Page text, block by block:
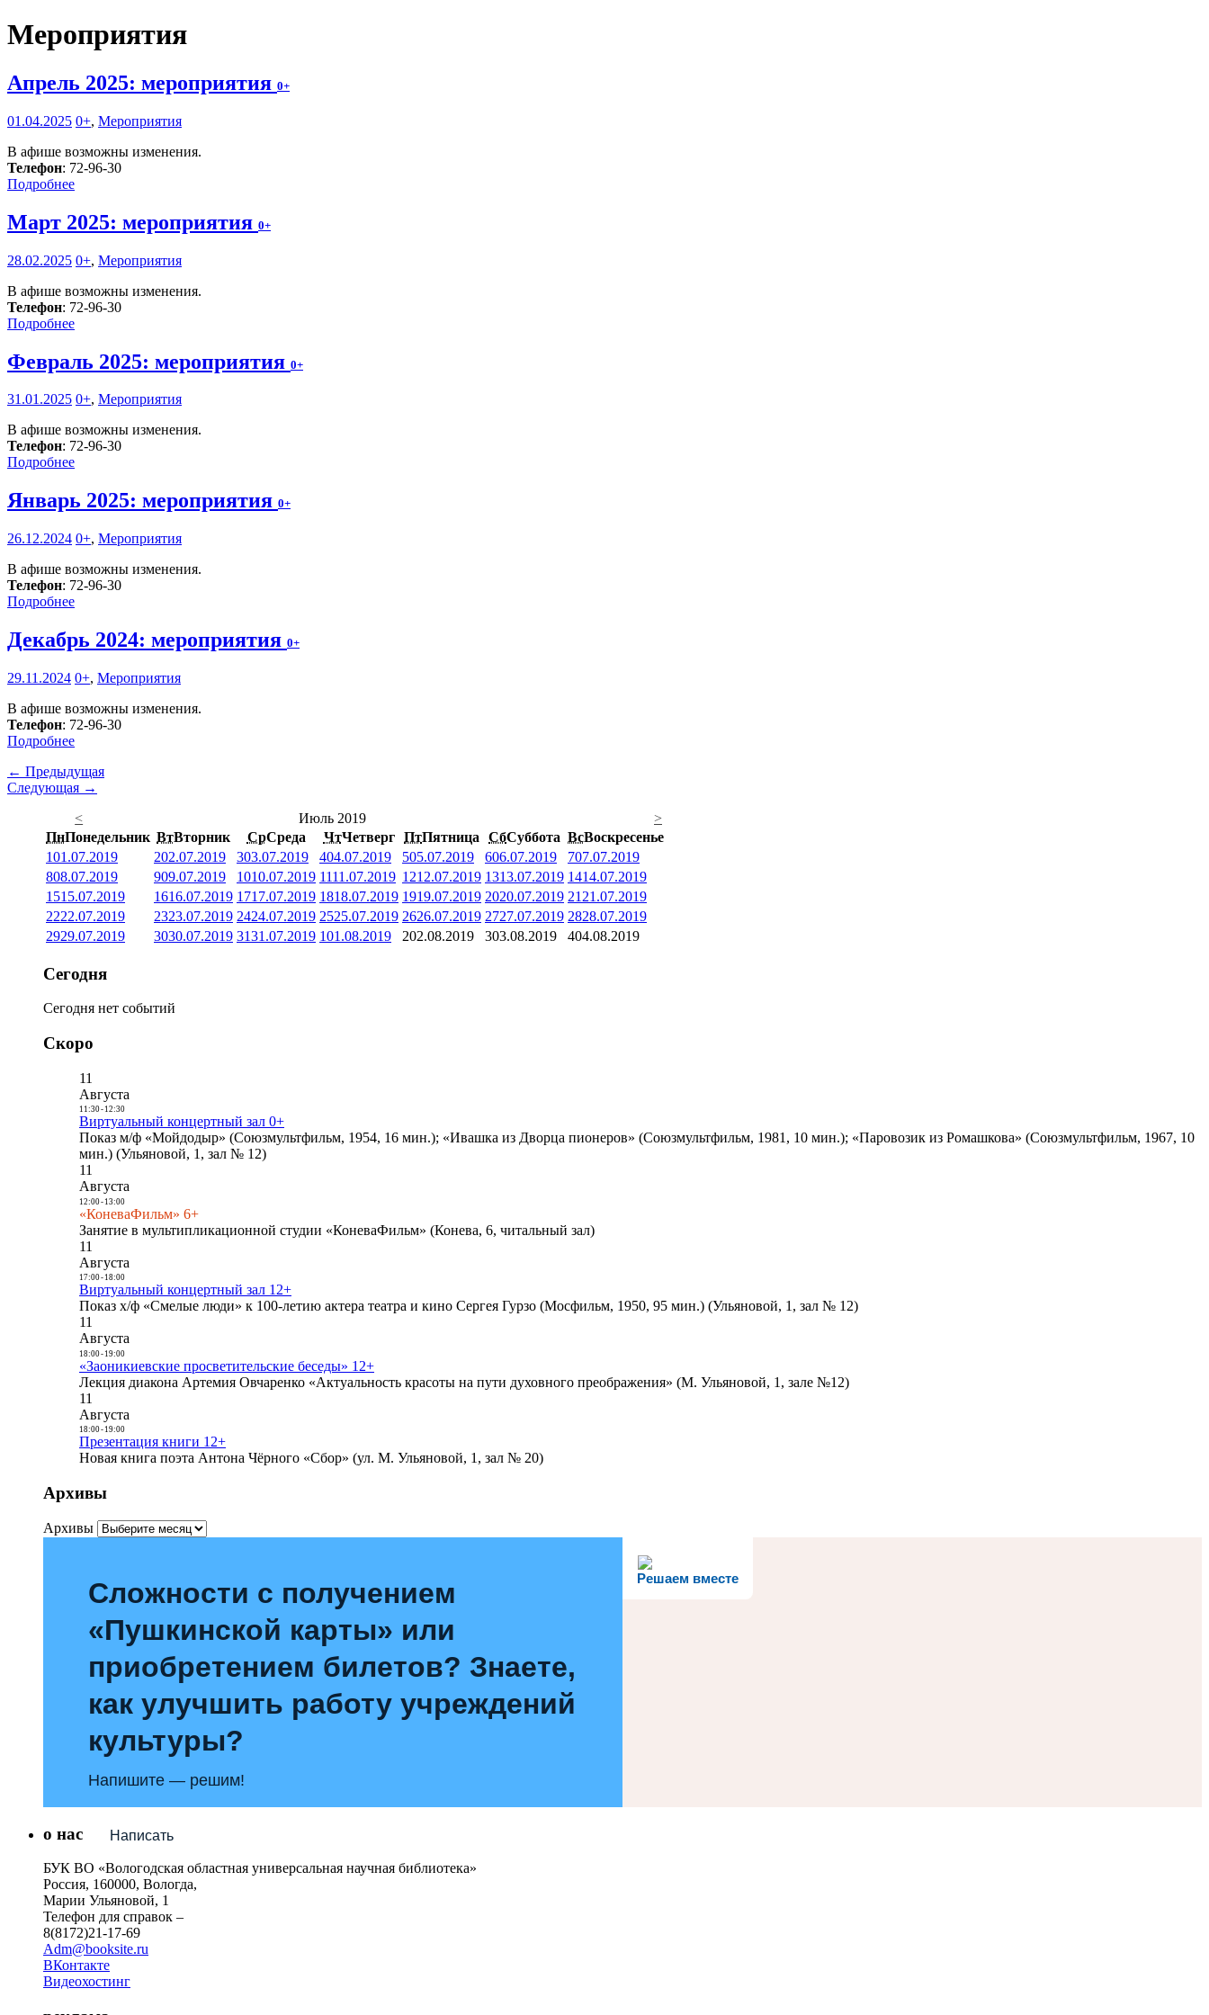
Мероприятия
Апрель 2025: мероприятия 0+
01.04.2025 0+, Мероприятия
В афише возможны изменения.
Телефон: 72-96-30
Подробнее
Март 2025: мероприятия 0+
28.02.2025 0+, Мероприятия
В афише возможны изменения.
Телефон: 72-96-30
Подробнее
Февраль 2025: мероприятия 0+
31.01.2025 0+, Мероприятия
В афише возможны изменения.
Телефон: 72-96-30
Подробнее
Январь 2025: мероприятия 0+
26.12.2024 0+, Мероприятия
В афише возможны изменения.
Телефон: 72-96-30
Подробнее
Декабрь 2024: мероприятия 0+
29.11.2024 0+, Мероприятия
В афише возможны изменения.
Телефон: 72-96-30
Подробнее
← Предыдущая
Следующая →
<
Июль 2019
>
ПнПонедельник ВтВторник СрСреда ЧтЧетверг ПтПятница СбСуббота ВсВоскресенье
101.07.2019 202.07.2019 303.07.2019 404.07.2019 505.07.2019 606.07.2019 707.07.2019
808.07.2019 909.07.2019 1010.07.2019 1111.07.2019 1212.07.2019 1313.07.2019 1414.07.2019
1515.07.2019 1616.07.2019 1717.07.2019 1818.07.2019 1919.07.2019 2020.07.2019 21 21.07.2019
2222.07.2019 2323.07.2019 2424.07.2019 2525.07.2019 2626.07.2019 2727.07.2019 2828.07.2019
2929.07.2019 3030.07.2019 3131.07.2019 101.08.2019 202.08.2019 303.08.2019 404.08.2019
Сегодня
Сегодня нет событий
Скоро
11
Августа
11:30- 12:30
Виртуальный концертный зал 0+
Показ м/ф «Мойдодыр» (Союзмультфильм, 1954, 16 мин.); «Ивашка из Дворца пионеров» (Союзмультфильм, 1981, 10 мин.); «Паровозик из Ромашкова» (Союзмультфильм, 1967, 10
мин.) (Ульяновой, 1, зал № 12)
11
Августа
12:00- 13:00
«КоневаФильм» 6+
Занятие в мультипликационной студии «КоневаФильм» (Конева, 6, читальный зал)
11
Августа
17:00- 18:00
Виртуальный концертный зал 12+
Показ х/ф «Смелые люди» к 100-летию актера театра и кино Сергея Гурзо (Мосфильм, 1950, 95 мин.) (Ульяновой, 1, зал № 12)
11
Августа
18:00- 19:00
«Заоникиевские просветительские беседы» 12+
Лекция диакона Артемия Овчаренко «Актуальность красоты на пути духовного преображения» (М. Ульяновой, 1, зале №12)
11
Августа
18:00- 19:00
Презентация книги 12+
Новая книга поэта Антона Чёрного «Сбор» (ул. М. Ульяновой, 1, зал № 20)
Архивы
Архивы
Решаем вместе
Сложности с получением
«Пушкинской карты» или
приобретением билетов? Знаете,
как улучшить работу учреждений
культуры?
Напишите — решим!
Написать
о нас
БУК ВО «Вологодская областная универсальная научная библиотека»
Россия, 160000, Вологда,
Марии Ульяновой, 1
Телефон для справок –
8(8172)21-17-69
Adm@booksite.ru
ВКонтакте
Видеохостинг